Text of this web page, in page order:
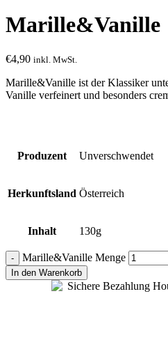
Marille&Vanille
€4,90 inkl. MwSt.
Marille&Vanille ist der Klassiker
Vanille verfeinert und besonders
Produzent Unverschwendet
Herkunftsland Österreich
Inhalt 130g
Marille&Vanille Menge
In den Warenkorb